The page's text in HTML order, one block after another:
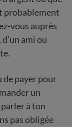
probablement
vous auprès
ami ou
de payer pour
un
à ton
pas obligée